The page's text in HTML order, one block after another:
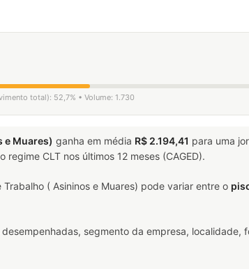
total): 52,7% • Volume: 1.730
e Muares) ganha em média R$ 2.194,41 para uma
CLT nos últimos 12 meses (CAGED).
( Asininos e Muares) pode variar entre o
segmento da empresa,